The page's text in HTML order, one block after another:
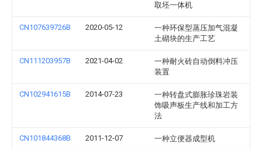
取坯一体机
CN107639726B 2020-05-12
一种环保型蒸压加气混凝
土砌块的生产工艺
CN111203957B 2021-04-02
一种耐火砖自动倒料冲压
装置
CN102941615B 2014-07-23
一种转盘式膨胀珍珠岩装
饰吸声板生产线和加工方
法
CN101844368B 2011-12-07 一种立便器成型机